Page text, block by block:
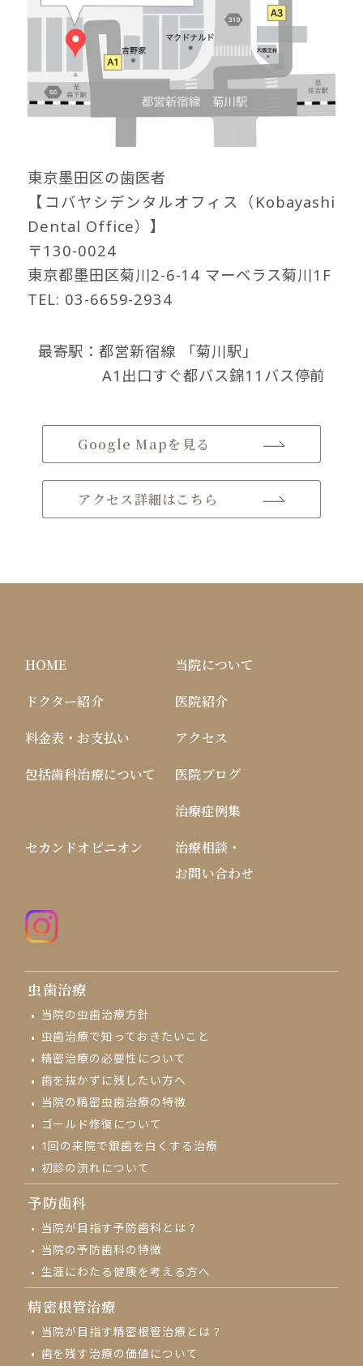
東京墨田区の歯医者
【コバヤシデンタルオフィス（Kobayashi
Dental Office）】
〒130-0024
東京都墨田区菊川2-6-14 マーベラス菊川1F
TEL: 03-6659-2934
最寄駅：都営新宿線 「菊川駅」
A1出口すぐ都バス錦11バス停前
Google Mapを見る
アクセス詳細はこちら
HOME
当院について
ドクター紹介
医院紹介
料金表・お支払い
アクセス
包括歯科治療について
医院ブログ
治療症例集
治療相談・
お問い合わせ
セカンドオピニオン
虫歯治療
当院の虫歯治療方針
虫歯治療で知っておきたいこと
精密治療の必要性について
歯を抜かずに残したい方へ
当院の精密虫歯治療の特徴
ゴールド修復について
1回の来院で銀歯を白くする治療
初診の流れについて
予防歯科
当院が目指す予防歯科とは？
当院の予防歯科の特徴
生涯にわたる健康を考える方へ
精密根管治療
当院が目指す精密根管治療とは？
歯を残す治療の価値について